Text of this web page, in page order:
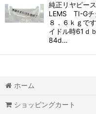
純正リヤピー
LEMS TI-Gチ
８．６ｋｇで
イドル時61ｄ
84d…
ホーム
ショッピングカート